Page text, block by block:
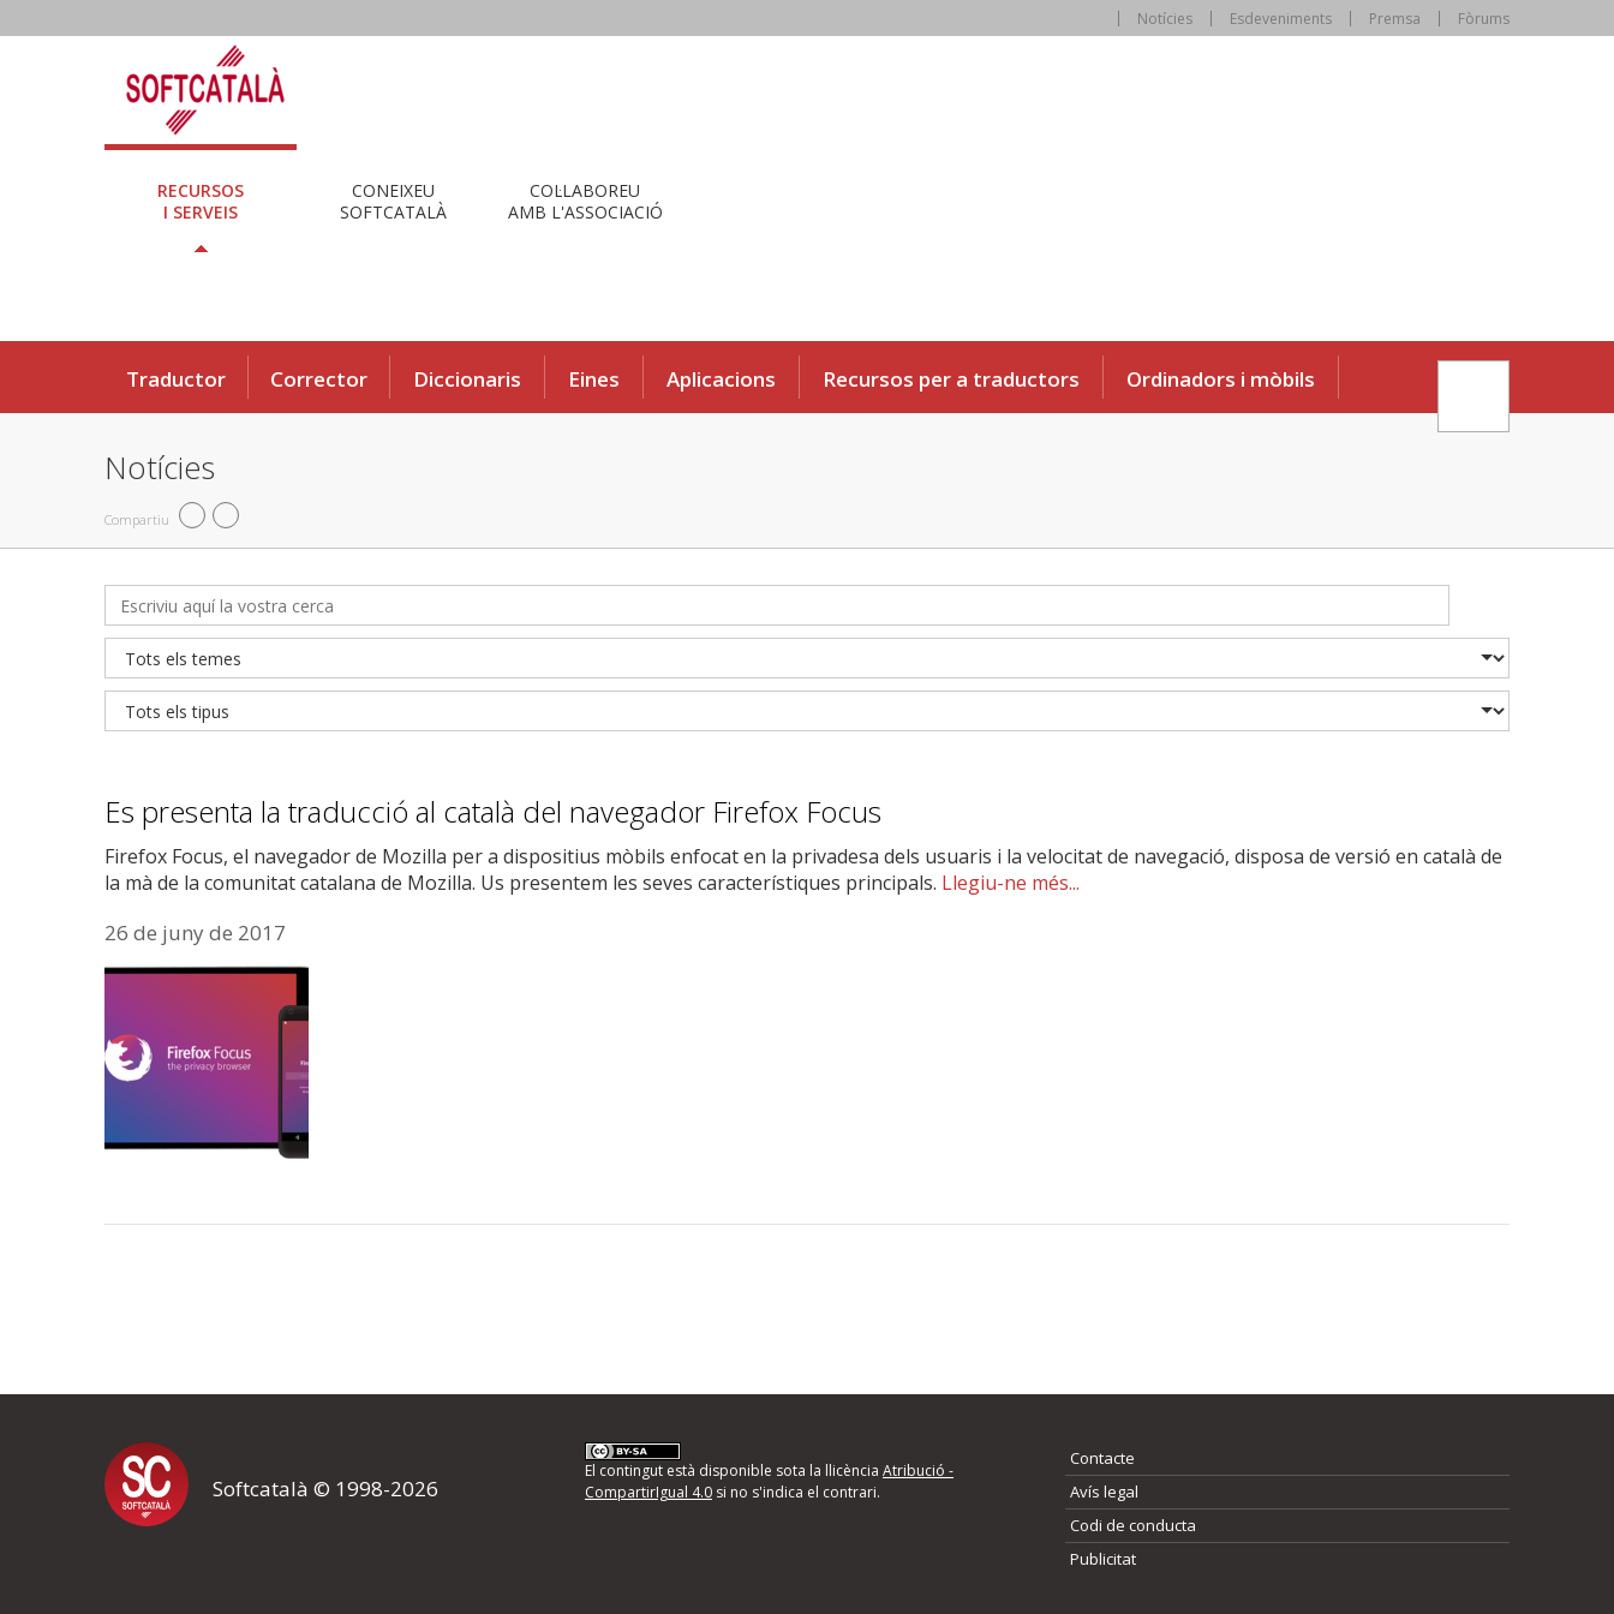
Notícies Esdeveniments Premsa Fòrums
RECURSOS
I SERVEIS
CONEIXEU
SOFTCATALÀ
COL·LABOREU
AMB L'ASSOCIACIÓ
Traductor Corrector Diccionaris Eines Aplicacions Recursos per a traductors Ordinadors i mòbils
Notícies
Compartiu
Es presenta la traducció al català del navegador Firefox Focus
Firefox Focus, el navegador de Mozilla per a dispositius mòbils enfocat en la privadesa dels usuaris i la velocitat de navegació, disposa de versió en català de
la mà de la comunitat catalana de Mozilla. Us presentem les seves característiques principals. Llegiu-ne més...
26 de juny de 2017
Voleu rebre les novetats?
Softcatalà © 1998-2026
El contingut està disponible sota la llicència Atribució -
CompartirIgual 4.0si no s'indica el contrari.
Contacte
Avís legal
Codi de conducta
Publicitat